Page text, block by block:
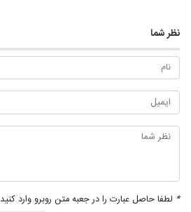
نظر شما
* لطفا حاصل عبارت را در جعبه متن روبرو وارد کنید